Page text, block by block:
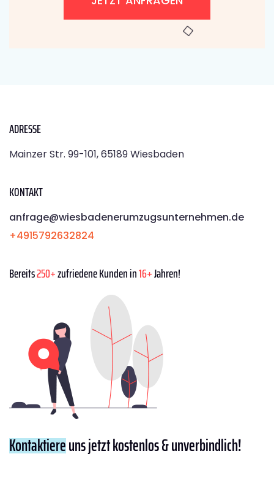
ADRESSE
Mainzer Str. 99-101, 65189 Wiesbaden
KONTAKT
anfrage@wiesbadenerumzugsunternehmen.de
+4915792632824
Bereits250+zufriedene Kunden in16+Jahren!
Kontaktiereuns jetzt kostenlos & unverbindlich!